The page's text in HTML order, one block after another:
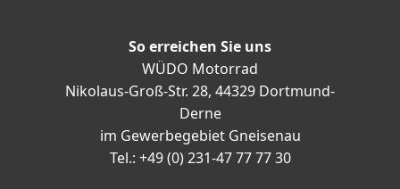
So erreichen Sie uns
WÜDO Motorrad
Nikolaus-Groß-Str. 28, 44329 Dortmund-
Derne
im Gewerbegebiet Gneisenau
Tel.: +49 (0) 231-47 77 77 30